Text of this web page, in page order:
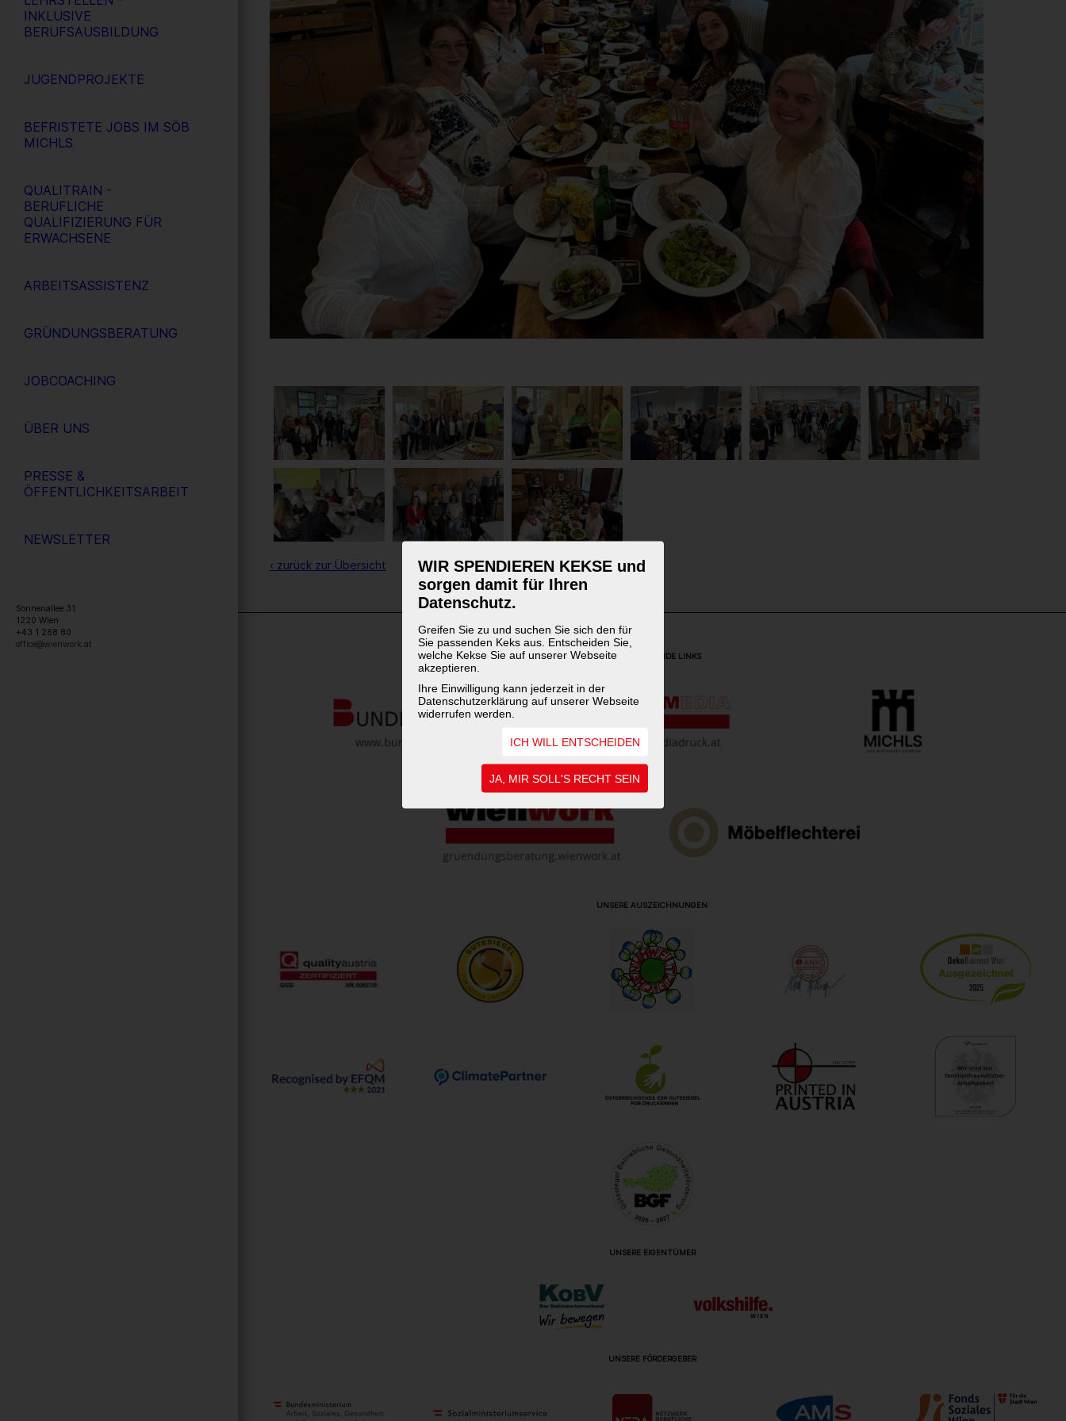
WIR SPENDIEREN KEKSE und
sorgen damit für Ihren
Datenschutz.
Greifen Sie zu und suchen Sie sich den für
Sie passenden Keks aus. Entscheiden Sie,
welche Kekse Sie auf unserer Webseite
akzeptieren.
Ihre Einwilligung kann jederzeit in der
Datenschutzerklärung auf unserer Webseite
widerrufen werden.
ICH WILL ENTSCHEIDEN
JA, MIR SOLL'S RECHT SEIN
INKLUSIVE
BERUFSAUSBILDUNG
JUGENDPROJEKTE
BEFRISTETE JOBS IM SÖB
MICHLS
QUALITRAIN -
BERUFLICHE
QUALIFIZIERUNG FÜR
ERWACHSENE
ARBEITSASSISTENZ
GRÜNDUNGSBERATUNG
JOBCOACHING
ÜBER UNS
PRESSE &
ÖFFENTLICHKEITSARBEIT
NEWSLETTER
Sonnenallee 31
1220 Wien
+43 1 288 80
office@wienwork.at
‹ zurück zur Übersicht
WEITERFÜHRENDE LINKS
UNSERE AUSZEICHNUNGEN
UNSERE EIGENTÜMER
UNSERE FÖRDERGEBER